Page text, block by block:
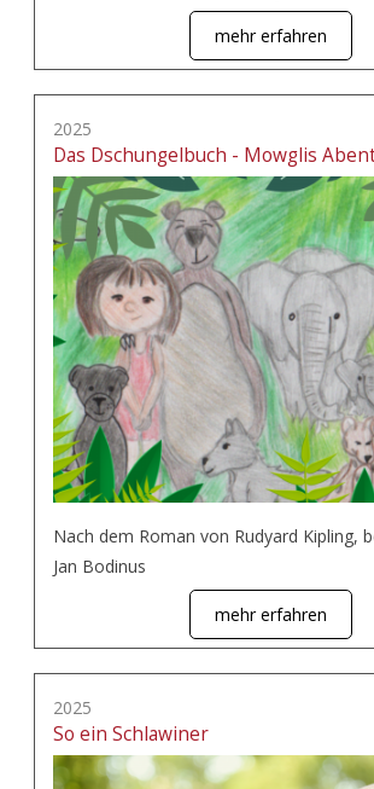
mehr erfahren
2025
Das Dschungelbuch - Mowglis
Nach dem Roman von Rudyard Kipling,
Jan Bodinus
mehr erfahren
2025
So ein Schlawiner